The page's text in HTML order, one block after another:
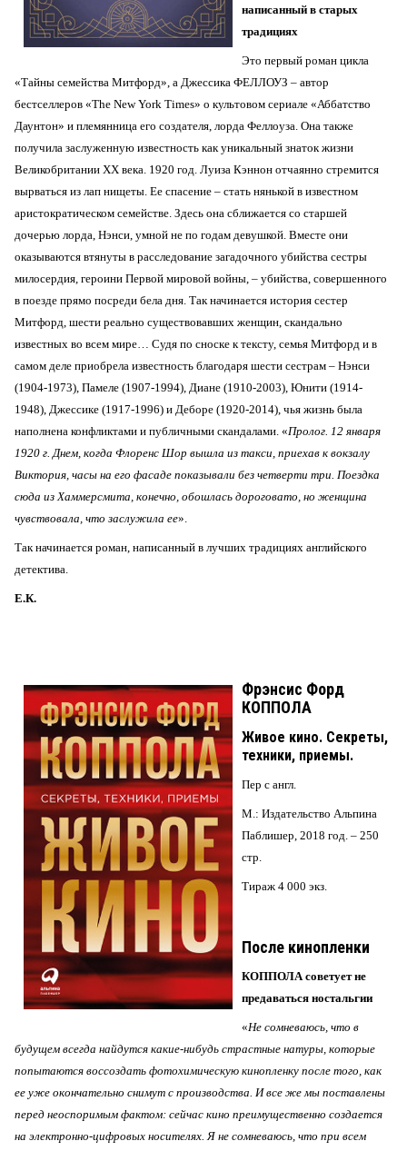
написанный в старых
традициях
Это первый роман цикла
«Тайны семейства Митфорд», а Джессика ФЕЛЛОУЗ – автор
бестселлеров «The New York Times» о культовом сериале «Аббатство
Даунтон» и племянница его создателя, лорда Феллоуза. Она также
получила заслуженную известность как уникальный знаток жизни
Великобритании XX века. 1920 год. Луиза Кэннон отчаянно стремится
вырваться из лап нищеты. Ее спасение – стать нянькой в известном
аристократическом семействе. Здесь она сближается со старшей
дочерью лорда, Нэнси, умной не по годам девушкой. Вместе они
оказываются втянуты в расследование загадочного убийства сестры
милосердия, героини Первой мировой войны, – убийства, совершенного
в поезде прямо посреди бела дня. Так начинается история сестер
Митфорд, шести реально существовавших женщин, скандально
известных во всем мире… Судя по сноске к тексту, семья Митфорд и в
самом деле приобрела известность благодаря шести сестрам – Нэнси
(1904-1973), Памеле (1907-1994), Диане (1910-2003), Юнити (1914-
1948), Джессике (1917-1996) и Деборе (1920-2014), чья жизнь была
наполнена конфликтами и публичными скандалами. «Пролог. 12 января
1920 г. Днем, когда Флоренс Шор вышла из такси, приехав к вокзалу
Виктория, часы на его фасаде показывали без четверти три. Поездка
сюда из Хаммерсмита, конечно, обошлась дороговато, но женщина
чувствовала, что заслужила ее».
Так начинается роман, написанный в лучших традициях английского
детектива.
Е.К.
Фрэнсис Форд
КОППОЛА
Живое кино. Секреты,
техники, приемы.
Пер с англ.
М.: Издательство Альпина
Паблишер, 2018 год. – 250
стр.
Тираж 4 000 экз.
После кинопленки
КОППОЛА советует не
предаваться ностальгии
«Не сомневаюсь, что в
будущем всегда найдутся какие-нибудь страстные натуры, которые
попытаются воссоздать фотохимическую кинопленку после того, как
ее уже окончательно снимут с производства. И все же мы поставлены
перед неоспоримым фактом: сейчас кино преимущественно создается
на электронно-цифровых носителях. Я не сомневаюсь, что при всем